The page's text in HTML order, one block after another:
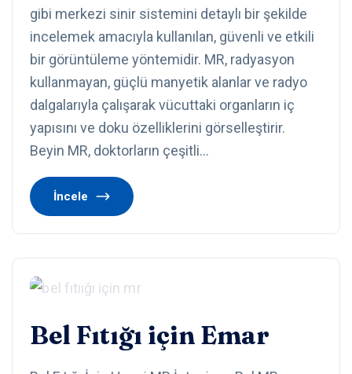
gibi merkezi sinir sistemini detaylı bir şekilde
incelemek amacıyla kullanılan, güvenli ve etkili
bir görüntüleme yöntemidir. MR, radyasyon
kullanmayan, güçlü manyetik alanlar ve radyo
dalgalarıyla çalışarak vücuttaki organların iç
yapısını ve doku özelliklerini görselleştirir.
Beyin MR, doktorların çeşitli…
İncele
Bel Fıtığı için Emar